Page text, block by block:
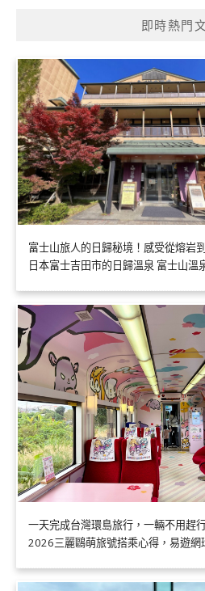
即時熱門
富士山旅人的日歸秘境！感受從熔岩
日本富士吉田市的日歸溫泉 富士山溫
一天完成台灣環島旅行，一輛不用趕
2026三麗鷗萌旅號搭乘心得，易遊